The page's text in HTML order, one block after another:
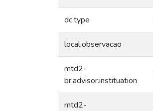
dc.type
local.observacao
mtd2-
br.advisor.instituation
mtd2-